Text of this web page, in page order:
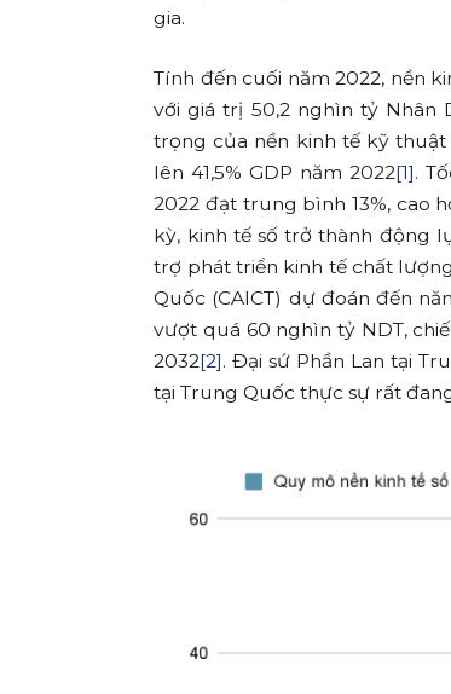
gia.
Tính đến cuối năm 2022, nền
với giá trị 50,2 nghìn tỷ Nhân
trọng của nền kinh tế kỹ thuật
lên 41,5% GDP năm 2022[1].
2022 đạt trung bình 13%, cao
kỳ, kinh tế số trở thành động
trợ phát triển kinh tế chất
Quốc (CAICT) dự đoán đến
vượt quá 60 nghìn tỷ NDT,
2032[2]. Đại sứ Phần Lan tại
tại Trung Quốc thực sự rất